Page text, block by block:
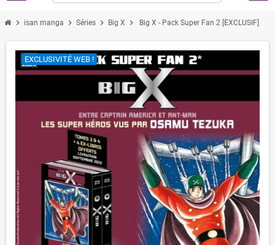
chevron_right isan manga chevron_right Séries chevron_right Big X chevron_right Big X - Pack Super Fan 2 [EXCLUSIF]
EXCLUSIVITÉ WEB !